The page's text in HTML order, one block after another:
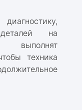
на
выполнят
техника